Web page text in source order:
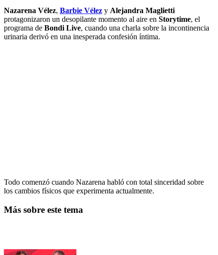
Nazarena Vélez, Barbie Vélez y Alejandra Maglietti
protagonizaron un desopilante momento al aire en Storytime, el
programa de Bondi Live, cuando una charla sobre la incontinencia
urinaria derivó en una inesperada confesión íntima.
Todo comenzó cuando Nazarena habló con total sinceridad sobre
los cambios físicos que experimenta actualmente.
Más sobre este tema